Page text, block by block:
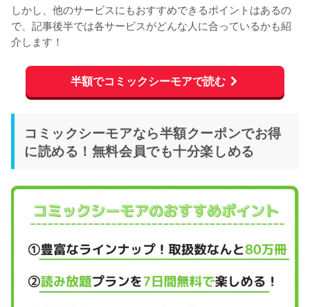
しかし、他のサービスにもおすすめできるポイントはあるの
で、記事後半では各サービスがどんな人に合っているかも紹
介します！
半額でコミックシーモアで読む
コミックシーモアなら半額クーポンでお得
に読める！無料会員でも十分楽しめる